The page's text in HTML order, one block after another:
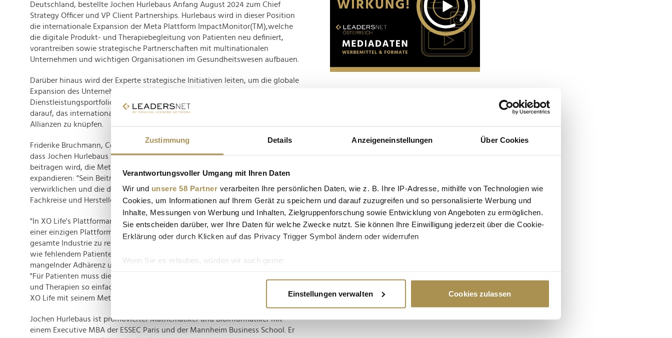
Zustimmung Details Anzeigeneinstellungen Über Cookies
Verantwortungsvoller Umgang mit Ihren Daten
Wir und unsere 58 Partner verarbeiten Ihre persönlichen Daten, wie z. B. Ihre IP-Adresse, mithilfe von Technologien wie
Cookies, um Informationen auf Ihrem Gerät zu speichern und darauf zuzugreifen und so personalisierte Werbung und
Inhalte, Messungen von Werbung und Inhalten, Zielgruppenforschung sowie Entwicklung von Angeboten zu ermöglichen.
Sie entscheiden darüber, wer Ihre Daten für welche Zwecke nutzt. Sie können Ihre Einwilligung jederzeit über die Cookie-
Erklärung oder durch Klicken auf das Privacy Trigger Symbol ändern oder widerrufen
Wenn Sie es erlauben, würden wir auch gerne:
Erfahren Sie mehr darüber, wie Ihre persönlichen Daten verarbeitet werden, und legen Sie Ihre Präferenzen im
Wir verwenden Cookies, um Inhalte und Anzeigen zu personalisieren, Funktionen für soziale Medien anbieten zu können
Einstellungen verwalten Cookies zulassen
Deutschland, bestellte Jochen Hurlebaus Anfang August 2024 zum Chief
Strategy Officer und VP Client Partnerships. Hurlebaus wird in dieser Position
die internationale Expansion der Meta Plattform ImpactMonitor(TM),welche
die digitale Produkt- und Therapiebegleitung von Patienten neu definiert,
vorantreiben sowie strategische Partnerschaften mit multinationalen
Unternehmen und wichtigen Organisationen im Gesundheitswesen aufbauen.
Darüber hinaus wird der Experte strategische Initiativen leiten, um die globale
Expansion des Unternehmens zu forcieren und das Produkt- und
Dienstleistungsportfolio zu erweitern. Sein Fokus liege laut Aussendung
darauf, das internationale Geschäft zu stärken und neue strategische
Allianzen zu knüpfen.
Friderike Bruchmann, Co-Founder & CEO von XO Life zeigt sich überzeugt,
dass Jochen Hurlebaus mit seiner langjährigen Erfahrung und Vision dazu
beitragen wird, die Meta-Plattform weiterzuentwickeln und weltweit zu
expandieren: "Sein Beitrag wird entscheidend sein, um unsere Mission zu
verwirklichen und die digitale Gesundheitsversorgung für Patienten,
Fachkreise und Hersteller zu revolutionieren", so die XO Life-CEO.
"In XO Life's Plattformansatz, alle Patienten, Fachkreise und Hersteller auf
einer einzigen Plattform zu vereinen, liegt ein enormes Potenzial, eine
gesamte Industrie zu revolutionieren, die seit Jahren mit Herausforderungen
wie fehlendem Patientenzugang, unzureichender Patientenaufklärung,
mangelnder Adhärenz und isolierten Datenquellen kämpft", erklärt Hurlebaus.
"Für Patienten muss die digitale Betreuung für ihre Medikamente, Produkte
und Therapien so einfach wie möglich gemacht werden. Genau das verfolgt
XO Life mit seinem Meta-Plattformzugang."
Jochen Hurlebaus ist promovierter Mathematiker und Bioinformatiker mit
einem Executive MBA der ESSEC Paris und der Mannheim Business School. Er